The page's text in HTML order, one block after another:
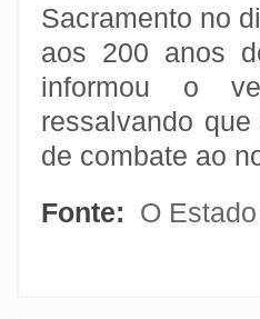
Sacramento no
aos 200 anos
informou o
ressalvando
de combate ao
Fonte:
O